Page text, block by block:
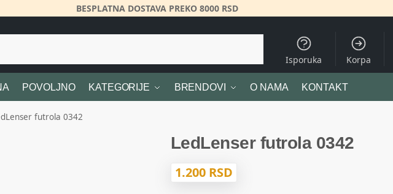
BESPLATNA DOSTAVA PREKO 8000 RSD
Isporuka Korpa
POVOLJNO KATEGORIJE BRENDOVI O NAMA KONTAKT
futrola 0342
LedLenser futrola 0342
1.200 RSD